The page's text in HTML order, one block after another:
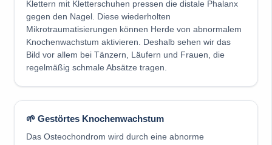
Klettern mit Kletterschuhen pressen die distale Phalanx
gegen den Nagel. Diese wiederholten
Mikrotraumatisierungen können Herde von abnormalem
Knochenwachstum aktivieren. Deshalb sehen wir das
Bild vor allem bei Tänzern, Läufern und Frauen, die
regelmäßig schmale Absätze tragen.
🌱 Gestörtes Knochenwachstum
Das Osteochondrom wird durch eine abnorme